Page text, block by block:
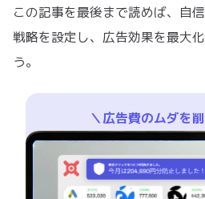
この記事を最後まで読めば、自
戦略を設定し、広告効果を最大
う。
＼広告費のムダを